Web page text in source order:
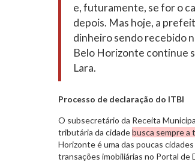
e, futuramente, se for o
depois. Mas hoje, a
dinheiro sendo recebido
Belo Horizonte continue
Lara.
Processo de declaração do ITBI
O subsecretário da Receita
tributária da cidadebusca sempre a
Horizonte é uma das poucas
transações imobiliárias no Portal de